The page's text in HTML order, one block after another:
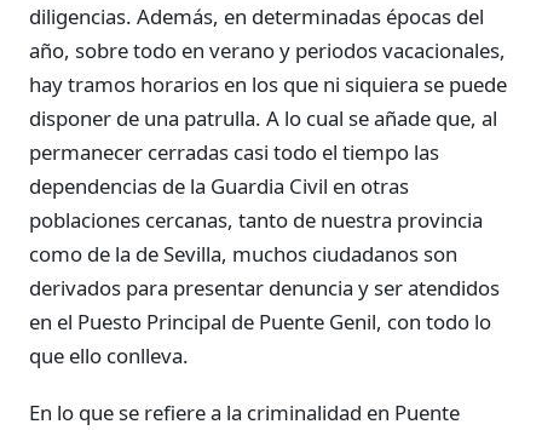
diligencias. Además, en determinadas épocas del
año, sobre todo en verano y periodos vacacionales,
hay tramos horarios en los que ni siquiera se puede
disponer de una patrulla. A lo cual se añade que, al
permanecer cerradas casi todo el tiempo las
dependencias de la Guardia Civil en otras
poblaciones cercanas, tanto de nuestra provincia
como de la de Sevilla, muchos ciudadanos son
derivados para presentar denuncia y ser atendidos
en el Puesto Principal de Puente Genil, con todo lo
que ello conlleva.
En lo que se refiere a la criminalidad en Puente